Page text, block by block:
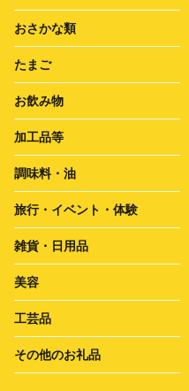
おさかな類
たまご
お飲み物
加工品等
調味料・油
旅行・イベント・体験
雑貨・日用品
美容
工芸品
その他のお礼品